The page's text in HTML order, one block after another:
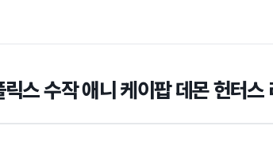
릭스 수작 애니 케이팝 데몬 헌터